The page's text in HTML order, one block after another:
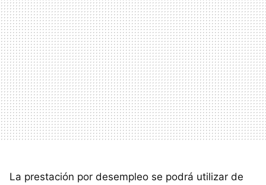
La prestación por desempleo se podrá utilizar de